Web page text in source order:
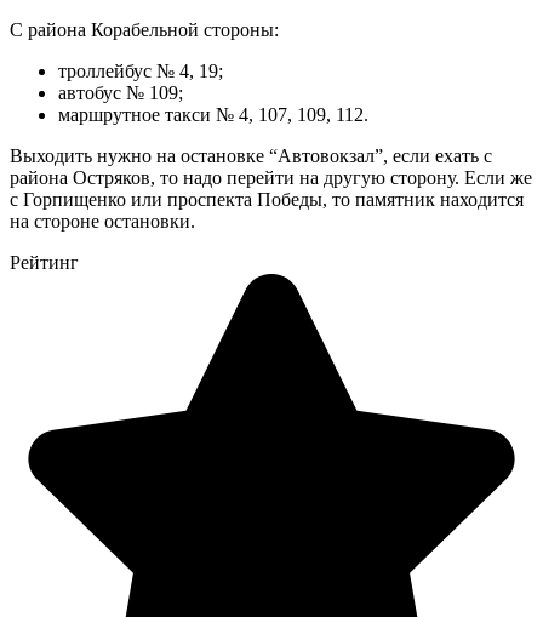
С района Корабельной стороны:
троллейбус № 4, 19;
автобус № 109;
маршрутное такси № 4, 107, 109, 112.
Выходить нужно на остановке “Автовокзал”, если ехать с
района Остряков, то надо перейти на другую сторону. Если же
с Горпищенко или проспекта Победы, то памятник находится
на стороне остановки.
Рейтинг